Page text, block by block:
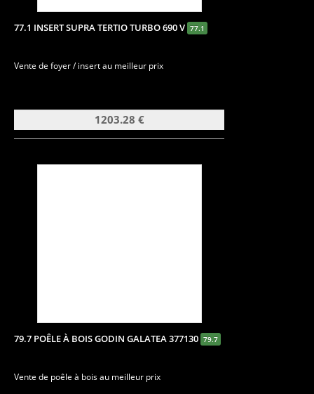
77.1 INSERT SUPRA TERTIO TURBO 690 V 77.1
Vente de foyer / insert au meilleur prix
1203.28 €
79.7 POÊLE À BOIS GODIN GALATEA 377130 79.7
Vente de poêle à bois au meilleur prix